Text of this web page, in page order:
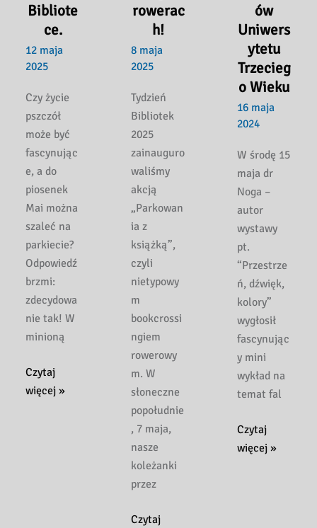
Bibliote
ce.
12 maja
2025
Czy życie
pszczół
może być
fascynując
e, a do
piosenek
Mai można
szaleć na
parkiecie?
Odpowiedź
brzmi:
zdecydowa
nie tak! W
minioną
Udane
sobotnie
Czytaj
więcej »
rowerac
h!
8 maja
2025
Tydzień
Bibliotek
2025
zainauguro
waliśmy
akcją
„Parkowan
ia z
książką”,
czyli
nietypowy
m
bookcrossi
ngiem
rowerowy
m. W
słoneczne
popołudnie
, 7 maja,
nasze
koleżanki
przez
Inauguracja
Czytaj
ów
Uniwers
ytetu
Trzecieg
o Wieku
16 maja
2024
W środę 15
maja dr
Noga –
autor
wystawy
pt.
“Przestrze
ń, dźwięk,
kolory”
wygłosił
fascynując
y mini
wykład na
temat fal
„Przestrzeń,
dźwięk,
Czytaj
więcej »